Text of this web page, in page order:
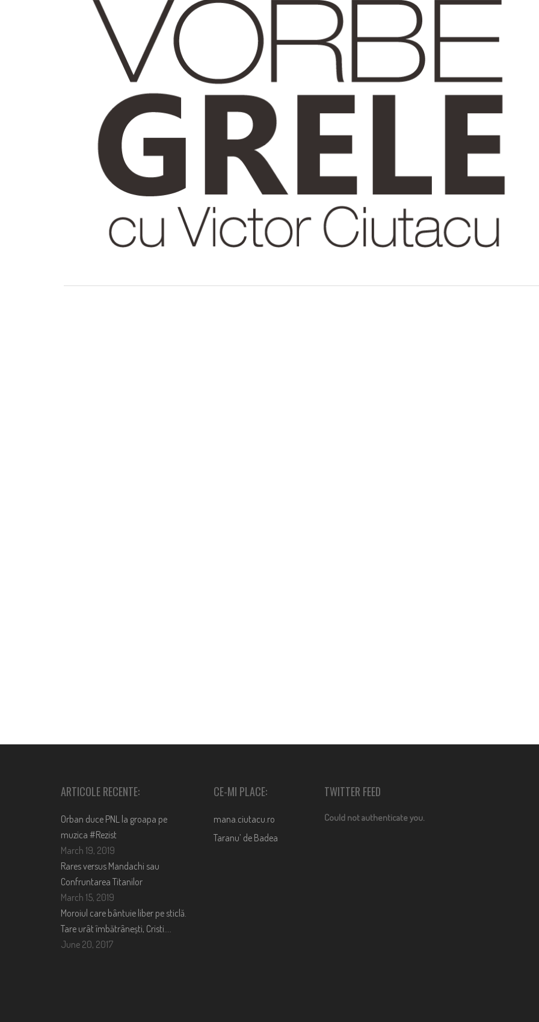
ARTICOLE RECENTE:
Orban duce PNL la groapa pe
muzica #Rezist
March 19, 2019
Rares versus Mandachi sau
Confruntarea Titanilor
March 15, 2019
Moroiul care bântuie liber pe sticlă.
Tare urât îmbătrânești, Cristi….
June 20, 2017
CE-MI PLACE:
mana.ciutacu.ro
Taranu’ de Badea
TWITTER FEED
Could not authenticate you.